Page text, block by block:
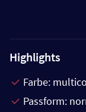
Highlights
Farbe:
Passform: